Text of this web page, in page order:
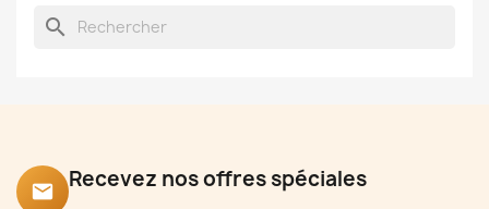
search
email Recevez nos offres spéciales